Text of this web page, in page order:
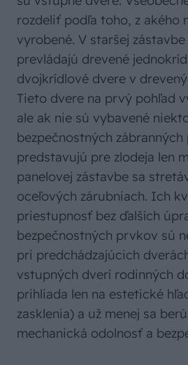
rozdeliť podľa toho, z akého
vyrobené. V staršej
prevládajú drevené
dvojkrídlové dvere v
Tieto dvere na prvý pohľad
ale ak nie sú vybavené
bezpečnostných
predstavujú pre zlodeja len
panelovej zástavbe sa
oceľových zárubniach. Ich
priestupnosť bez ďalších
bezpečnostných prvkov sú
pri predchádzajúcich
vstupných dverí rodinných
prihliada len na estetické
zasklenia) a už menej sa
mechanická odolnosť a